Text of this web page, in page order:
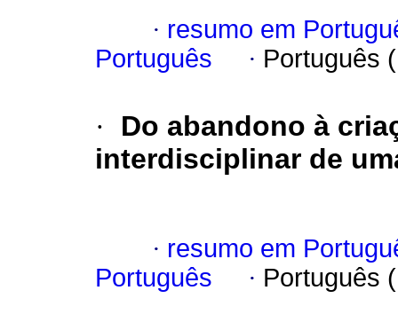
· resumo em
Português
· Português
·
Do abandono à
interdisciplinar de
· resumo em
Português
· Português